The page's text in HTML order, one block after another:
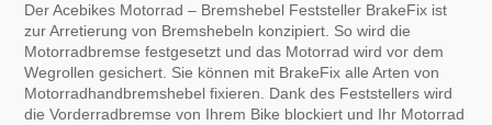
Der Acebikes Motorrad – Bremshebel Feststeller BrakeFix ist
zur Arretierung von Bremshebeln konzipiert. So wird die
Motorradbremse festgesetzt und das Motorrad wird vor dem
Wegrollen gesichert. Sie können mit BrakeFix alle Arten von
Motorradhandbremshebel fixieren. Dank des Feststellers wird
die Vorderradbremse von Ihrem Bike blockiert und Ihr Motorrad